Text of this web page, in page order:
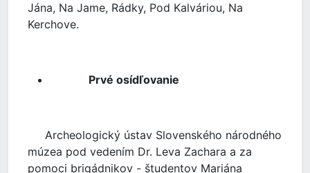
Jána, Na Jame, Rádky, Pod Kalváriou, Na
Kerchove.
Prvé osídľovanie
Archeologický ústav Slovenského národného
múzea pod vedením Dr. Leva Zachara a za
pomoci brigádnikov - študentov Mariána